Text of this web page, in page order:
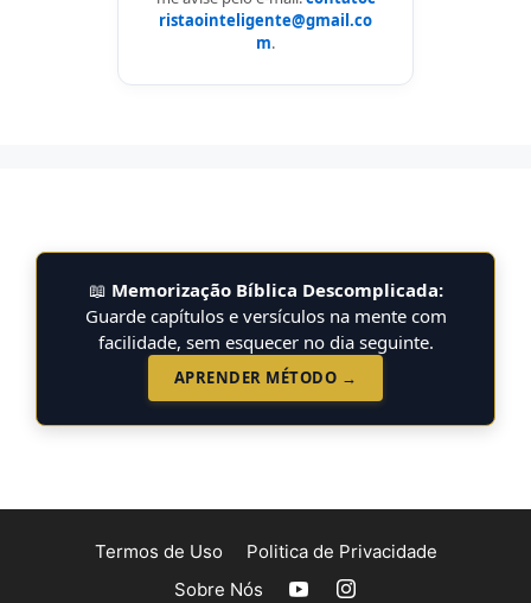
ristaointeligente@gmail.co
m.
📖 Memorização Bíblica Descomplicada:
Guarde capítulos e versículos na mente com
facilidade, sem esquecer no dia seguinte.
APRENDER MÉTODO →
Termos de Uso
Politica de Privacidade
Sobre Nós